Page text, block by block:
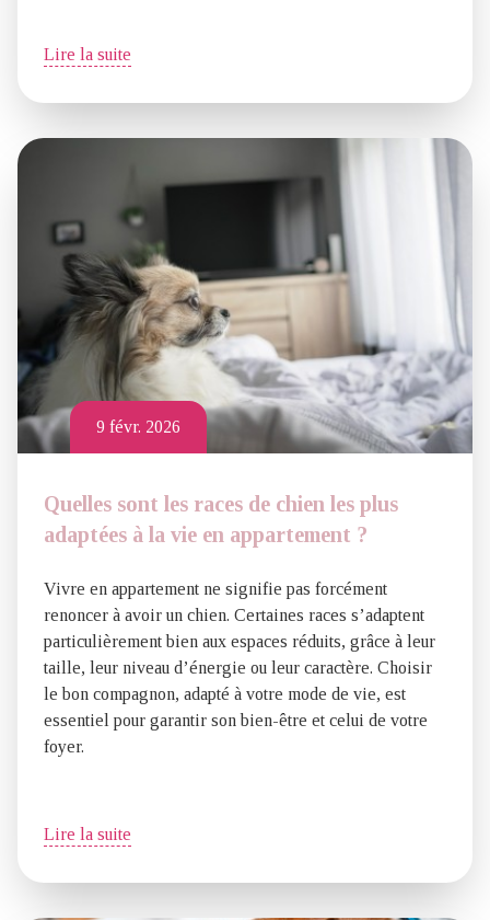
Lire la suite
9 févr. 2026
Quelles sont les races de chien les plus
adaptées à la vie en appartement ?
Vivre en appartement ne signifie pas forcément
renoncer à avoir un chien. Certaines races s’adaptent
particulièrement bien aux espaces réduits, grâce à leur
taille, leur niveau d’énergie ou leur caractère. Choisir
le bon compagnon, adapté à votre mode de vie, est
essentiel pour garantir son bien-être et celui de votre
foyer.
Lire la suite